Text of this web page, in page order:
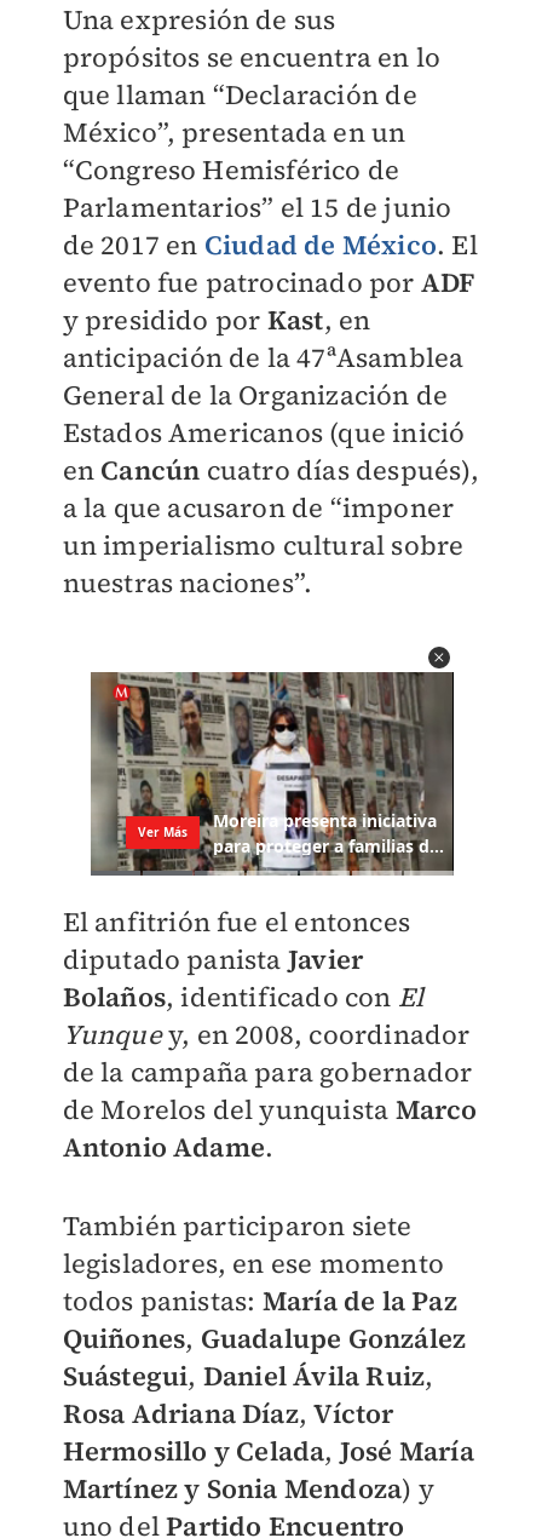
Una expresión de sus
propósitos se encuentra en lo
que llaman “Declaración de
México”, presentada en un
“Congreso Hemisférico de
Parlamentarios” el 15 de junio
de 2017 en Ciudad de México. El
evento fue patrocinado por ADF
y presidido por Kast, en
anticipación de la 47ªAsamblea
General de la Organización de
Estados Americanos (que inició
en Cancún cuatro días después),
a la que acusaron de “imponer
un imperialismo cultural sobre
nuestras naciones”.
El anfitrión fue el entonces
diputado panista Javier
Bolaños, identificado con El
Yunquey, en 2008, coordinador
de la campaña para gobernador
de Morelos del yunquista Marco
Antonio Adame.
También participaron siete
legisladores, en ese momento
todos panistas: María de la Paz
Quiñones, Guadalupe González
Suástegui, Daniel Ávila Ruiz,
Rosa Adriana Díaz,Víctor
Hermosillo y Celada, José María
Martínez y Sonia Mendoza) y
uno delPartido Encuentro